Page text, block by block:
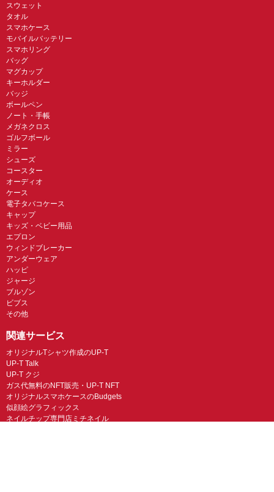
スウェット
タオル
スマホケース
モバイルバッテリー
スマホリング
バッグ
マグカップ
キーホルダー
バッジ
ボールペン
ノート・手帳
メガネクロス
ゴルフボール
ミラー
シューズ
コースター
オーディオ
ケース
電子タバコケース
キャップ
キッズ・ベビー用品
エプロン
ウィンドブレーカー
アンダーウェア
ハッピ
ジャージ
ブルゾン
ビブス
その他
関連サービス
オリジナルTシャツ作成のUP-T
UP-T Talk
UP-T クジ
ガス代無料のNFT販売・UP-T NFT
オリジナルスマホケースのBudgets
似顔絵グラフィックス
ネイルチップ専門店ミチネイル